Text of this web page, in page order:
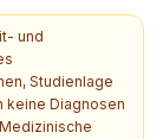
und
Studienlage
keine Diagnosen